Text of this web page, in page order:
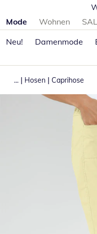
Produktkategorien
Mode Wohnen
Neu!
Damenmode
... | Hosen | Caprihose